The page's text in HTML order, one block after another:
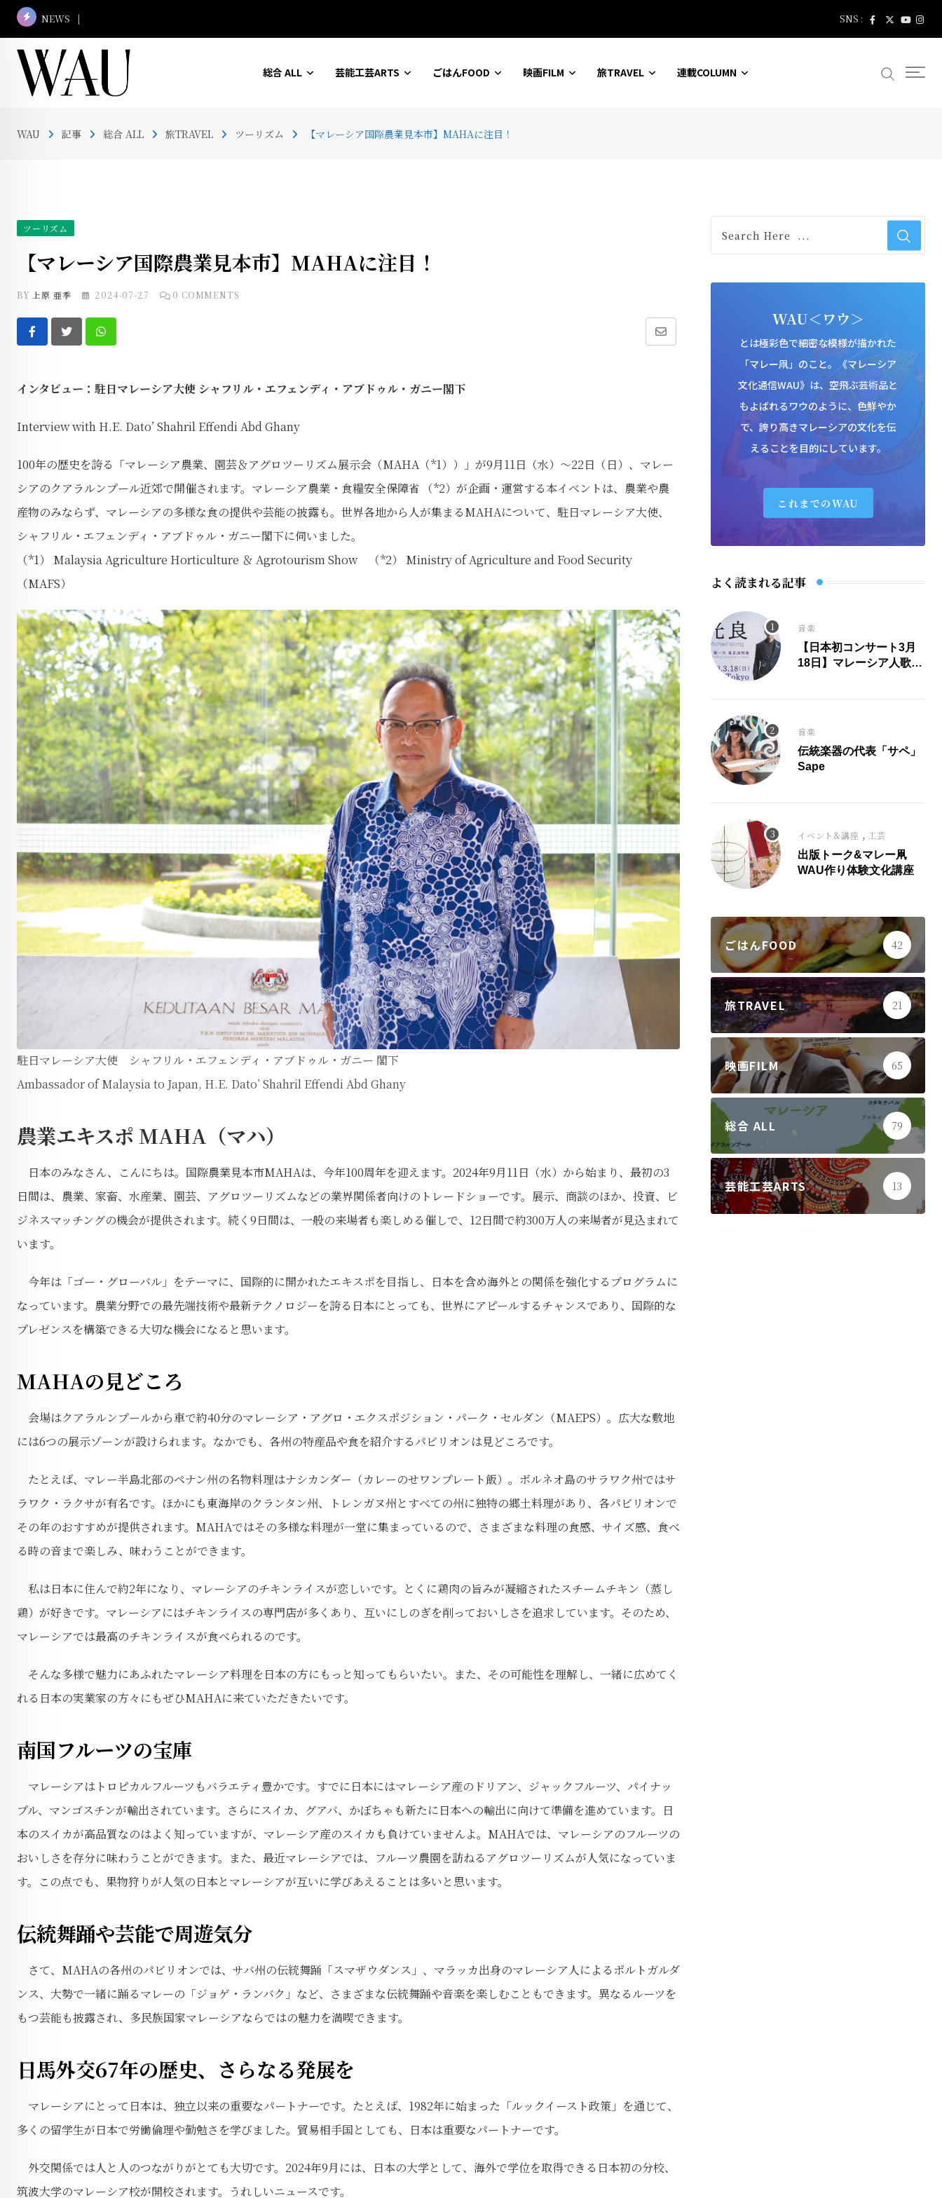
Skip
to
content
NEWS SNS :
総合 ALL 芸能工芸ARTS ごはんFOOD 映画FILM 旅TRAVEL 連載COLUMN
WAU 記事 総合 ALL 旅TRAVEL ツーリズム 【マレーシア国際農業見本市】MAHAに注目！
ツーリズム
【マレーシア国際農業見本市】MAHAに注目！
BY 上原 亜季 2024-07-27 0 COMMENTS
Whatsapp
Share
インタビュー：駐日マレーシア大使 シャフリル・エフェンディ・アブドゥル・ガニー閣下
Interview with H.E. Dato’ Shahril Effendi Abd Ghany
100年の歴史を誇る「マレーシア農業、園芸＆アグロツーリズム展示会（MAHA（*1））」が9月11日（水）〜22日（日）、マレー
シアのクアラルンプール近郊で開催されます。マレーシア農業・食糧安全保障省 （*2）が企画・運営する本イベントは、農業や農
産物のみならず、マレーシアの多様な食の提供や芸能の披露も。世界各地から人が集まるMAHAについて、駐日マレーシア大使、
シャフリル・エフェンディ・アブドゥル・ガニー閣下に伺いました。
（*1） Malaysia Agriculture Horticulture ＆ Agrotourism Show （*2） Ministry of Agriculture and Food Security
（MAFS）
駐日マレーシア大使 シャフリル・エフェンディ・アブドゥル・ガニー 閣下
Ambassador of Malaysia to Japan, H.E. Dato’ Shahril Effendi Abd Ghany
農業エキスポ MAHA（マハ）
日本のみなさん、こんにちは。国際農業見本市MAHAは、今年100周年を迎えます。2024年9月11日（水）から始まり、最初の3
日間は、農業、家畜、水産業、園芸、アグロツーリズムなどの業界関係者向けのトレードショーです。展示、商談のほか、投資、ビ
ジネスマッチングの機会が提供されます。続く9日間は、一般の来場者も楽しめる催しで、12日間で約300万人の来場者が見込まれて
います。
今年は「ゴー・グローバル」をテーマに、国際的に開かれたエキスポを目指し、日本を含め海外との関係を強化するプログラムに
なっています。農業分野での最先端技術や最新テクノロジーを誇る日本にとっても、世界にアピールするチャンスであり、国際的な
プレゼンスを構築できる大切な機会になると思います。
MAHAの見どころ
会場はクアラルンプールから車で約40分のマレーシア・アグロ・エクスポジション・パーク・セルダン（MAEPS）。広大な敷地
には6つの展示ゾーンが設けられます。なかでも、各州の特産品や食を紹介するパビリオンは見どころです。
たとえば、マレー半島北部のペナン州の名物料理はナシカンダー（カレーのせワンプレート飯）。ボルネオ島のサラワク州ではサ
ラワク・ラクサが有名です。ほかにも東海岸のクランタン州、トレンガヌ州とすべての州に独特の郷土料理があり、各パビリオンで
その年のおすすめが提供されます。MAHAではその多様な料理が一堂に集まっているので、さまざまな料理の食感、サイズ感、食べ
る時の音まで楽しみ、味わうことができます。
私は日本に住んで約2年になり、マレーシアのチキンライスが恋しいです。とくに鶏肉の旨みが凝縮されたスチームチキン（蒸し
鶏）が好きです。マレーシアにはチキンライスの専門店が多くあり、互いにしのぎを削っておいしさを追求しています。そのため、
マレーシアでは最高のチキンライスが食べられるのです。
そんな多様で魅力にあふれたマレーシア料理を日本の方にもっと知ってもらいたい。また、その可能性を理解し、一緒に広めてく
れる日本の実業家の方々にもぜひMAHAに来ていただきたいです。
南国フルーツの宝庫
マレーシアはトロピカルフルーツもバラエティ豊かです。すでに日本にはマレーシア産のドリアン、ジャックフルーツ、パイナッ
プル、マンゴスチンが輸出されています。さらにスイカ、グアバ、かぼちゃも新たに日本への輸出に向けて準備を進めています。日
本のスイカが高品質なのはよく知っていますが、マレーシア産のスイカも負けていませんよ。MAHAでは、マレーシアのフルーツの
おいしさを存分に味わうことができます。また、最近マレーシアでは、フルーツ農園を訪ねるアグロツーリズムが人気になっていま
す。この点でも、果物狩りが人気の日本とマレーシアが互いに学びあえることは多いと思います。
伝統舞踊や芸能で周遊気分
さて、MAHAの各州のパビリオンでは、サバ州の伝統舞踊「スマザウダンス」、マラッカ出身のマレーシア人によるポルトガルダ
ンス、大勢で一緒に踊るマレーの「ジョゲ・ランバク」など、さまざまな伝統舞踊や音楽を楽しむこともできます。異なるルーツを
もつ芸能も披露され、多民族国家マレーシアならではの魅力を満喫できます。
日馬外交67年の歴史、さらなる発展を
マレーシアにとって日本は、独立以来の重要なパートナーです。たとえば、1982年に始まった「ルックイースト政策」を通じて、
多くの留学生が日本で労働倫理や勤勉さを学びました。貿易相手国としても、日本は重要なパートナーです。
外交関係では人と人のつながりがとても大切です。2024年9月には、日本の大学として、海外で学位を取得できる日本初の分校、
筑波大学のマレーシア校が開校されます。うれしいニュースです。
WAU＜ワウ＞
とは極彩色で細密な模様が描かれた
「マレー凧」のこと。《マレーシア
文化通信WAU》は、空飛ぶ芸術品と
もよばれるワウのように、色鮮やか
で、誇り高きマレーシアの文化を伝
えることを目的にしています。
これまでのWAU
よく読まれる記事
音楽
【日本初コンサート3月
18日】マレーシア人歌
音楽
伝統楽器の代表「サペ」
Sape
イベント&講座 , 工芸
出版トーク&マレー凧
WAU作り体験文化講座
ごはんFOOD 42
旅TRAVEL 21
映画FILM 65
総合 ALL 79
芸能工芸ARTS 13